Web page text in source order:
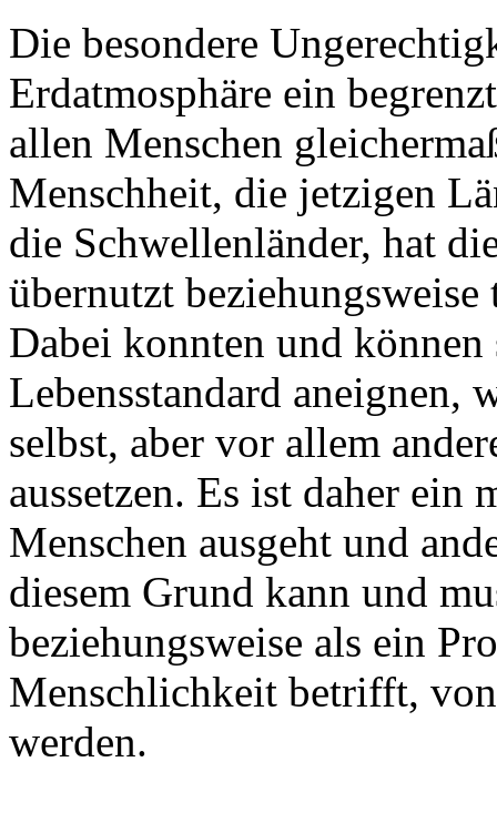
Die besondere
Erdatmosphäre ein
allen Menschen
Menschheit, die jetzigen
die Schwellenländer, hat
übernutzt
Dabei konnten und können
Lebensstandard aneignen,
selbst, aber vor allem
aussetzen. Es ist daher ein
Menschen ausgeht und
diesem Grund kann und
beziehungsweise als ein
Menschlichkeit betrifft,
werden.